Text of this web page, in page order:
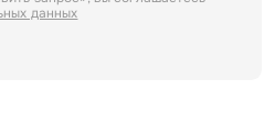
данных